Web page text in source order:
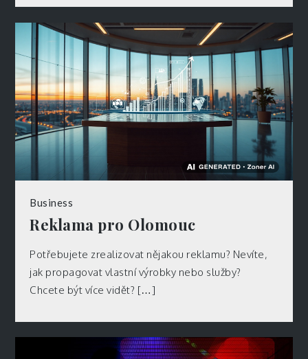
Business
Reklama pro Olomouc
Potřebujete zrealizovat nějakou reklamu? Nevíte,
jak propagovat vlastní výrobky nebo služby?
Chcete být více vidět? […]